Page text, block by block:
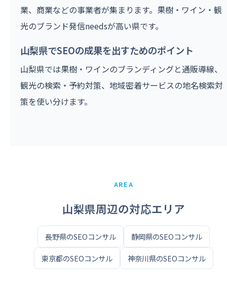
業、商業などの事業者が集まります。果樹・ワイン・観
光のブランド発信needsが高い県です。
山梨県でSEOの成果を出すためのポイント
山梨県では果樹・ワインのブランディングと通販導線、
観光の検索・予約対策、地域密着サービスの地名検索対
策を使い分けます。
AREA
山梨県周辺の対応エリア
長野県のSEOコンサル 静岡県のSEOコンサル
東京都のSEOコンサル 神奈川県のSEOコンサル